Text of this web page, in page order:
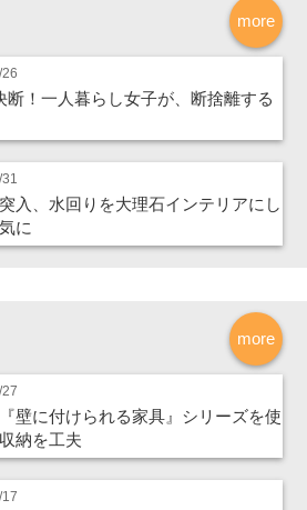
more
断！一人暮らし女子が、断捨離する
入、水回りを大理石インテリアにし
に
more
壁に付けられる家具』シリーズを使
納を工夫